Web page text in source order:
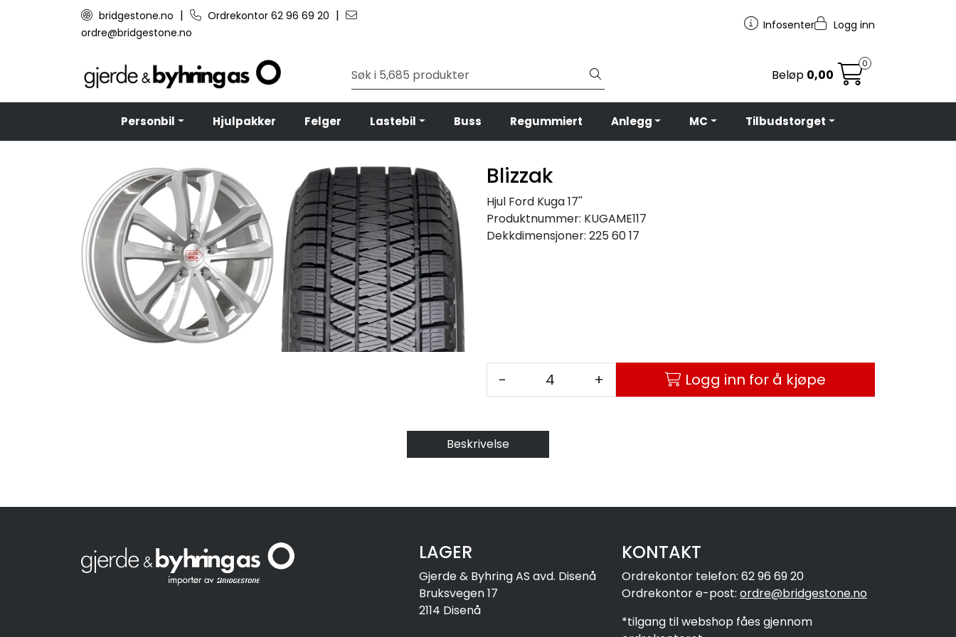
Skip to main contentbridgestone.no | Ordrekontor 62 96 69 20 |
ordre@bridgestone.no
Infosenter Logg inn
Beløp 0,00
0
Personbil Hjulpakker Felger Lastebil Buss Regummiert Anlegg MC Tilbudstorget
Blizzak
Hjul Ford Kuga 17''
Produktnummer: KUGAME117
Dekkdimensjoner: 225 60 17
- + Logg inn for å kjøpe
Beskrivelse
LAGER
Gjerde & Byhring AS avd. Disenå
Bruksvegen 17
2114 Disenå
KONTAKT
Ordrekontor telefon: 62 96 69 20
Ordrekontor e-post: ordre@bridgestone.no
*tilgang til webshop fåes gjennom